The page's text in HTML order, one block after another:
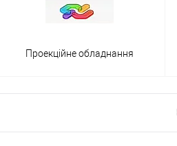
Проекційне обладнання